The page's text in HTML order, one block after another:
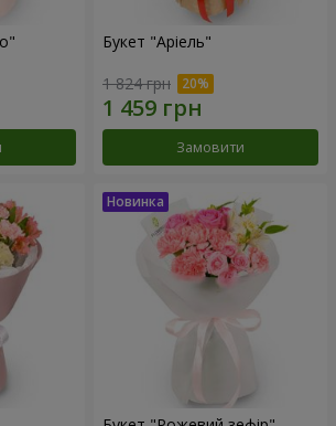
Букет "Аріель"
1 824 грн
Замовити